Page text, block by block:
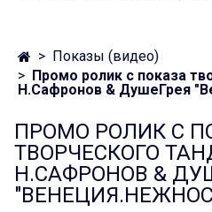
Показы (видео)
Промо ролик с показа
Н.Сафронов & ДушеГрея
ПРОМО РОЛИК С
ТВОРЧЕСКОГО
Н.САФРОНОВ &